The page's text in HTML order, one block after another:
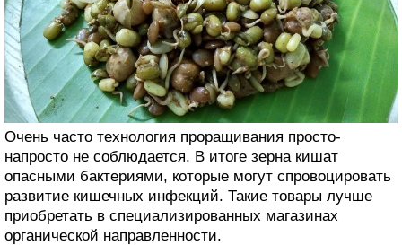
Очень часто технология проращивания просто-
напросто не соблюдается. В итоге зерна кишат
опасными бактериями, которые могут спровоцировать
развитие кишечных инфекций. Такие товары лучше
приобретать в специализированных магазинах
органической направленности.